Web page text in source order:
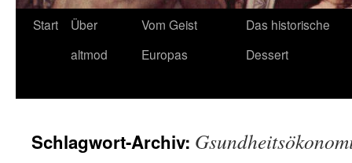
Start
Über
altmod
Vom Geist
Europas
Das historische
Dessert
Schlagwort-Archiv: